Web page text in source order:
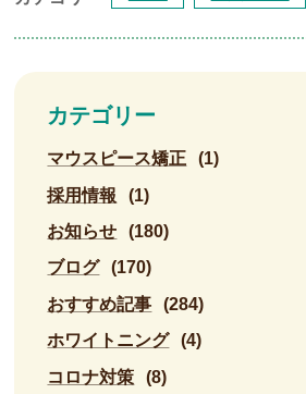
カテゴリー
マウスピース矯正
(1)
採用情報
(1)
お知らせ
(180)
ブログ
(170)
おすすめ記事
(284)
ホワイトニング
(4)
コロナ対策
(8)